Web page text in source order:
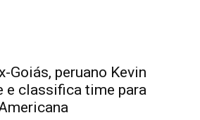
Goiás, peruano Kevin
e classifica time para